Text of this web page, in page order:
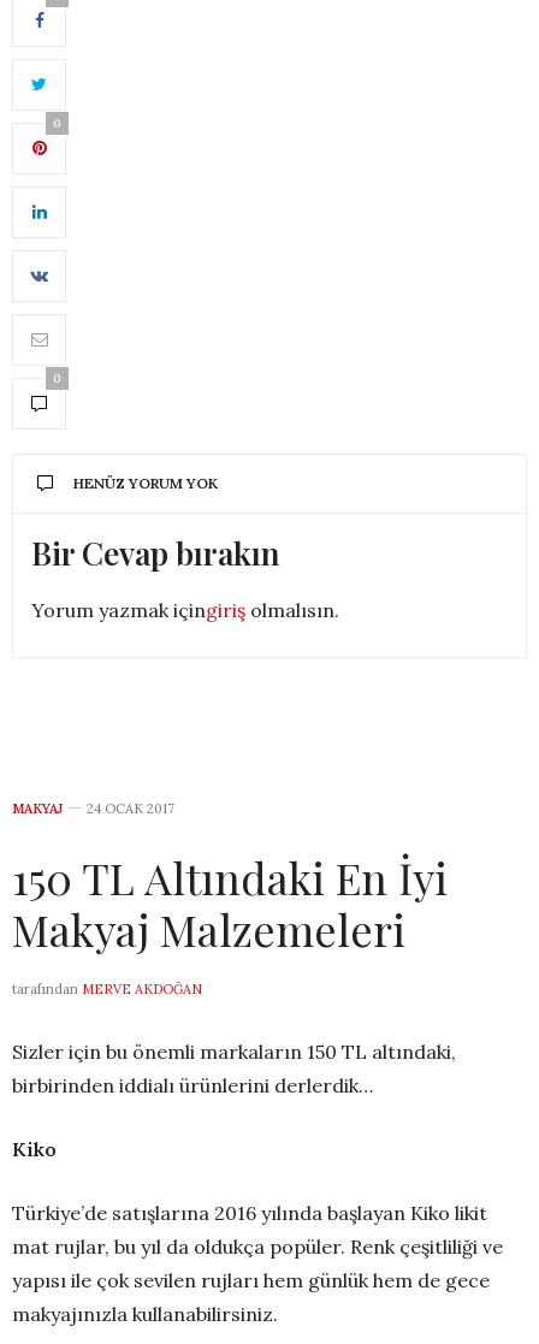
0
0
HENÜZ YORUM YOK
Bir Cevap bırakın
Yorum yazmak içingiriş olmalısın.
MAKYAJ 24 OCAK 2017
150 TL Altındaki En İyi
Makyaj Malzemeleri
tarafından MERVE AKDOĞAN
Sizler için bu önemli markaların 150 TL altındaki,
birbirinden iddialı ürünlerini derlerdik…
Kiko
Türkiye’de satışlarına 2016 yılında başlayan Kiko likit
mat rujlar, bu yıl da oldukça popüler. Renk çeşitliliği ve
yapısı ile çok sevilen rujları hem günlük hem de gece
makyajınızla kullanabilirsiniz.